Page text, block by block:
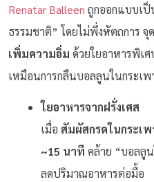
Renatar Balleen ถูกออกแบบเ
ธรรมชาติ” โดยไม่พึ่งหัตถการ จุ
เพิ่มความอิ่ม ด้วยใยอาหารพิเ
เหมือนการกลืนบอลลูนในกระเ
ใยอาหารจากฝรั่งเศส
เมื่อ สัมผัสกรดในกระเพ
~15 นาที คล้าย “บอลลู
ลดปริมาณอาหารต่อมื้อ